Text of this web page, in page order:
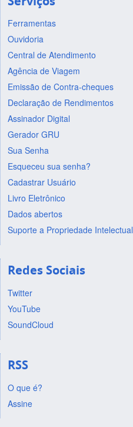
Ferramentas
Ouvidoria
Central de Atendimento
Agência de Viagem
Emissão de Contra-cheques
Declaração de Rendimentos
Assinador Digital
Gerador GRU
Sua Senha
Esqueceu sua senha?
Cadastrar Usuário
Livro Eletrônico
Dados abertos
Suporte a Propriedade Intelectual
Redes Sociais
Twitter
YouTube
SoundCloud
RSS
O que é?
Assine